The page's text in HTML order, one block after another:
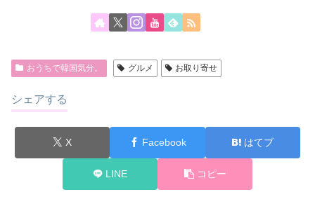
おうちで韓国気分。 グルメ お取り寄せ
シェアする
X Facebook はてブ
LINE コピー